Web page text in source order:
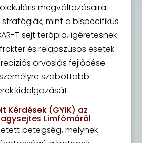
megváltozásaira
mint a bispecifikus
T sejt terápia, ígéretesnek
és relapszusos esetek
orvoslás fejlődése
szabottabb
kidolgozását.
Kérdések (GYIK) az
Limfómáról
betegség, melynek